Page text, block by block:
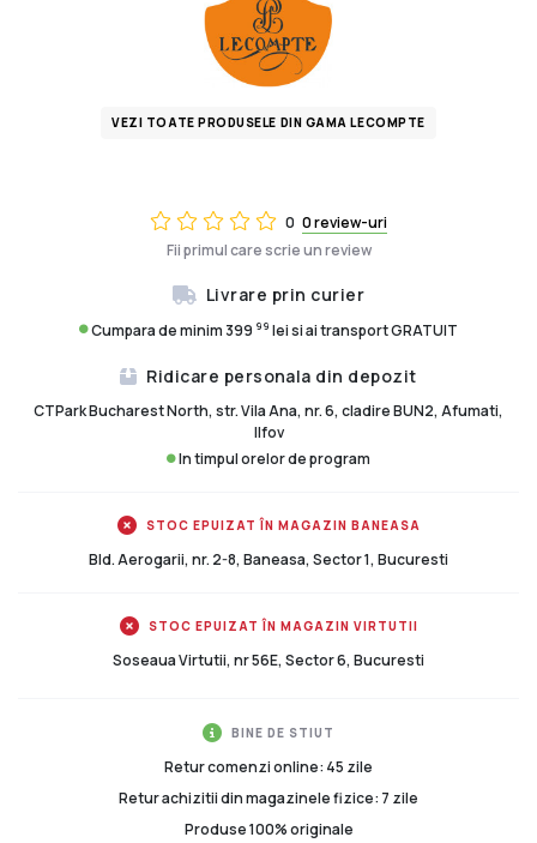
0 0 review-uri
Fii primul care scrie un review
Livrare prin curier
Cumpara de minim 399 99 lei si ai transport GRATUIT
Ridicare personala din depozit
CTPark Bucharest North, str. Vila Ana, nr. 6, cladire BUN2, Afumati,
Ilfov
In timpul orelor de program
STOC EPUIZAT ÎN MAGAZIN BANEASA
Bld. Aerogarii, nr. 2-8, Baneasa, Sector 1, Bucuresti
STOC EPUIZAT ÎN MAGAZIN VIRTUTII
Soseaua Virtutii, nr 56E, Sector 6, Bucuresti
BINE DE STIUT
Retur comenzi online: 45 zile
Retur achizitii din magazinele fizice: 7 zile
Produse 100% originale
VEZI TOATE PRODUSELE DIN GAMA LECOMPTE